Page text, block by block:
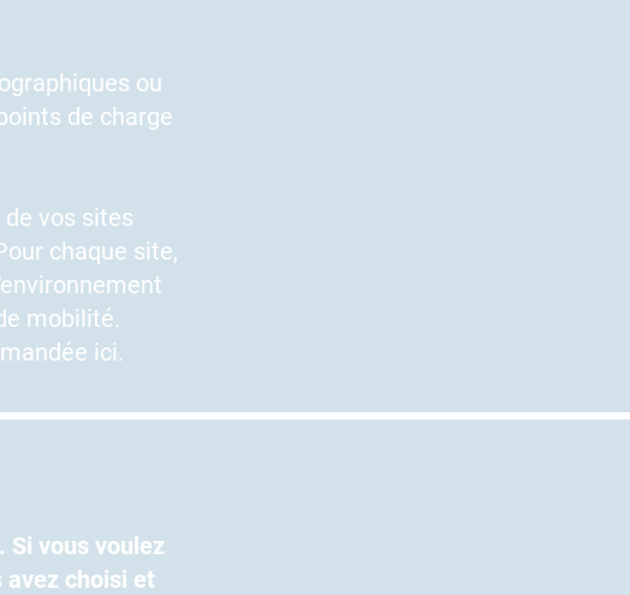
ou
de charge
vos sites
chaque site,
mobilité.
ici.
Si vous voulez
avez choisi et